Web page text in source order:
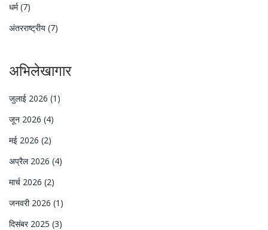
धर्म(7)
अंतरराष्ट्रीय (7)
अभिलेखागार
जुलाई 2026 (1)
जून 2026 (4)
मई 2026 (2)
अप्रैल 2026 (4)
मार्च 2026 (2)
जनवरी 2026 (1)
दिसंबर 2025 (3)